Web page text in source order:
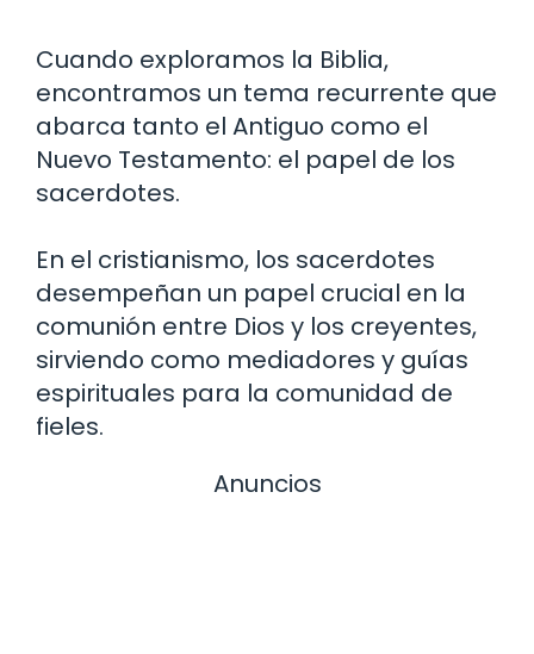
Cuando exploramos la Biblia,
encontramos un tema recurrente que
abarca tanto el Antiguo como el
Nuevo Testamento: el papel de los
sacerdotes.
En el cristianismo, los sacerdotes
desempeñan un papel crucial en la
comunión entre Dios y los creyentes,
sirviendo como mediadores y guías
espirituales para la comunidad de
fieles.
Anuncios